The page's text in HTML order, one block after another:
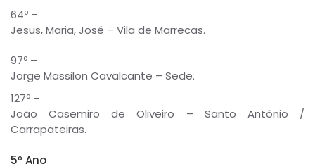
64º –
Jesus, Maria, José – Vila de Marrecas.
97º –
Jorge Massilon Cavalcante – Sede.
127º –
João Casemiro de Oliveiro – Santo Antônio /
Carrapateiras.
5º Ano